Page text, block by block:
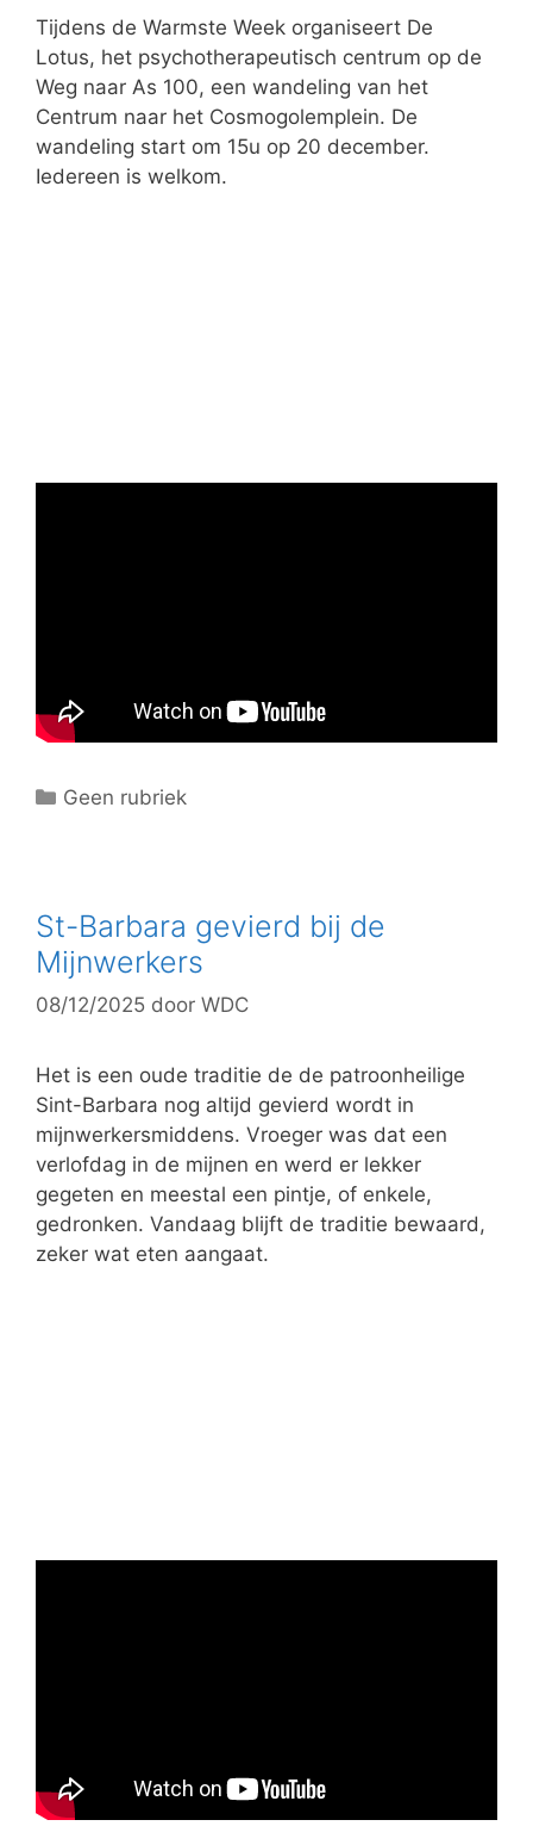
ë
n
Tijdens de Warmste Week organiseert De
Lotus, het psychotherapeutisch centrum op de
Weg naar As 100, een wandeling van het
Centrum naar het Cosmogolemplein. De
wandeling start om 15u op 20 december.
Iedereen is welkom.
C
g
o
r
i
ë
n
Geen rubriek
St-Barbara gevierd bij de
Mijnwerkers
08/12/2025 door WDC
Het is een oude traditie de de patroonheilige
Sint-Barbara nog altijd gevierd wordt in
mijnwerkersmiddens. Vroeger was dat een
verlofdag in de mijnen en werd er lekker
gegeten en meestal een pintje, of enkele,
gedronken. Vandaag blijft de traditie bewaard,
zeker wat eten aangaat.